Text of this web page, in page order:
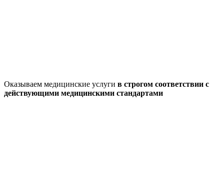
Оказываем медицинские услуги в строгом соответствии с
действующими медицинскими стандартами